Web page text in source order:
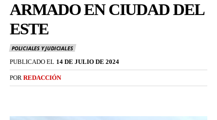
ARMADO EN CIUDAD DEL
ESTE
POLICIALES Y JUDICIALES
PUBLICADO EL 14 DE JULIO DE 2024
POR REDACCIÓN